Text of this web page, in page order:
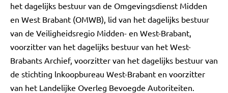
het dagelijks bestuur van de Omgevingsdienst Midden
en West Brabant (OMWB), lid van het dagelijks bestuur
van de Veiligheidsregio Midden- en West-Brabant,
voorzitter van het dagelijks bestuur van het West-
Brabants Archief, voorzitter van het dagelijks bestuur van
de stichting lnkoopbureau West-Brabant en voorzitter
van het Landelijke Overleg Bevoegde Autoriteiten.